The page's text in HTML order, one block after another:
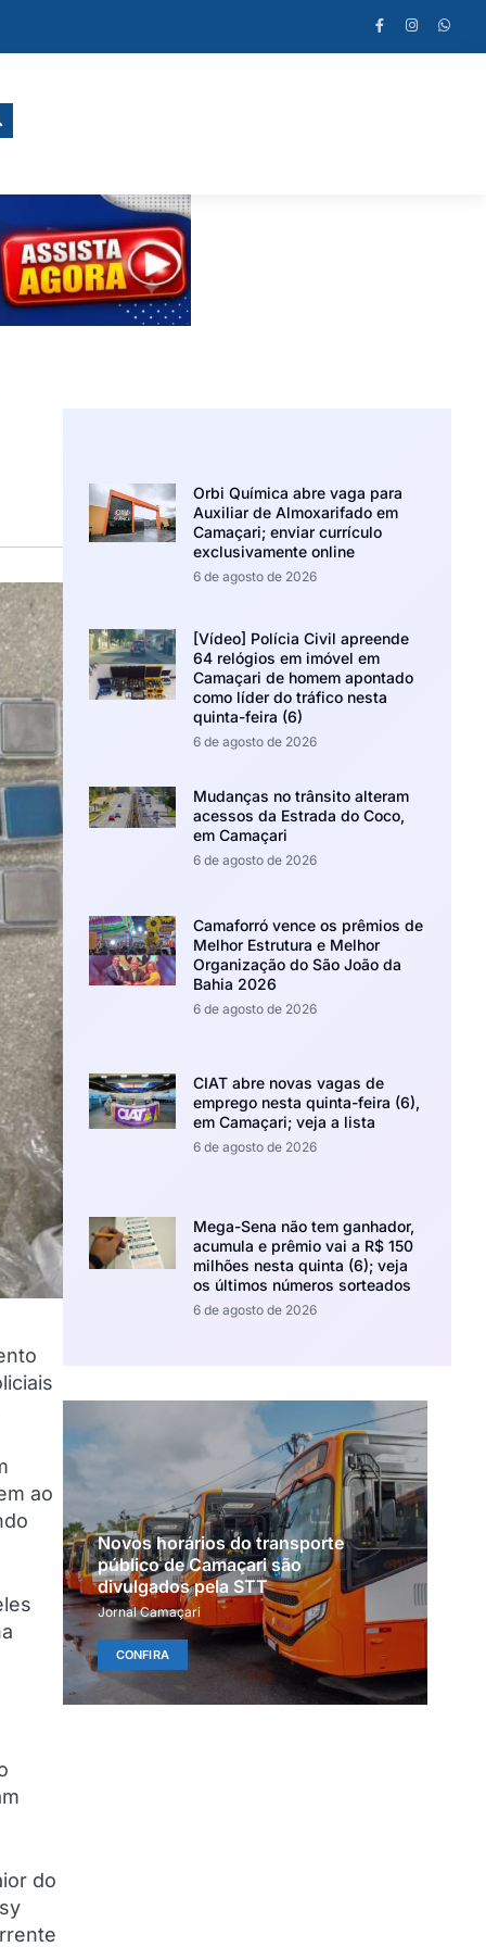
ao
do
Orbi Química abre vaga para
Auxiliar de Almoxarifado em
Camaçari; enviar currículo
exclusivamente online
6 de agosto de 2026
[Vídeo] Polícia Civil apreende
64 relógios em imóvel em
Camaçari de homem apontado
como líder do tráfico nesta
quinta-feira (6)
6 de agosto de 2026
Mudanças no trânsito alteram
acessos da Estrada do Coco,
em Camaçari
6 de agosto de 2026
Camaforró vence os prêmios de
Melhor Estrutura e Melhor
Organização do São João da
Bahia 2026
6 de agosto de 2026
CIAT abre novas vagas de
emprego nesta quinta-feira (6),
em Camaçari; veja a lista
6 de agosto de 2026
Mega-Sena não tem ganhador,
acumula e prêmio vai a R$ 150
milhões nesta quinta (6); veja
os últimos números sorteados
6 de agosto de 2026
Novos horários do transporte
público de Camaçari são
divulgados pela STT
Jornal Camaçari
CONFIRA